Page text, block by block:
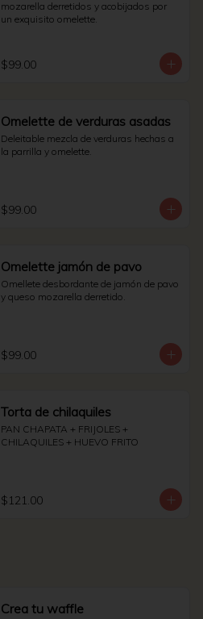
mozarella derretidos y acobijados por
un exquisito omelette.
$99.00
Omelette de verduras asadas
Deleitable mezcla de verduras hechas a
la parrilla y omelette.
$99.00
Omelette jamón de pavo
Omellete desbordante de jamón de pavo
y queso mozarella derretido.
$99.00
Torta de chilaquiles
PAN CHAPATA + FRIJOLES +
CHILAQUILES + HUEVO FRITO
$121.00
Crea tu waffle